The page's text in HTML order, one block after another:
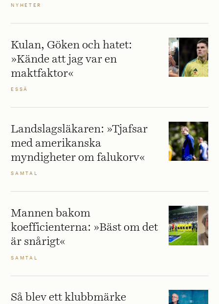
NYHETER
Kulan, Göken och hatet:
»Kände att jag var en
maktfaktor«
ESSÄ
Landslagsläkaren: »Tjafsar
med amerikanska
myndigheter om falukorv«
SAMTAL
Mannen bakom
koefficienterna: »Bäst om det
är snårigt«
SAMTAL
Så blev ett klubbmärke